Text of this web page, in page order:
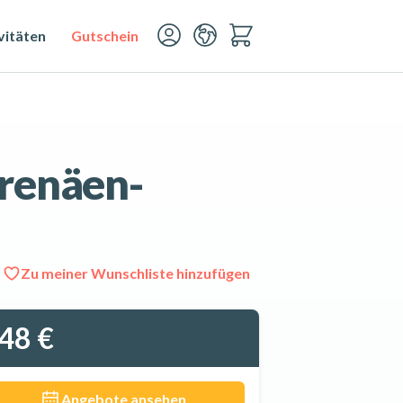
Gutschein
Zu meiner Wunschliste hinzufügen
Alle 6 Fotos ansehen
€
Angebote ansehen